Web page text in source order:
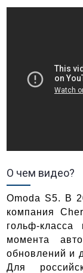
О чем видео?
Omoda S5. В
компания
гольф-
момента
обновлений и
Для